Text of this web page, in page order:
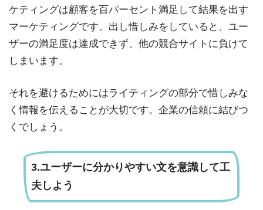
ケティングは顧客を百パーセント満足して結果を出す
マーケティングです。出し惜しみをしていると、ユー
ザーの満足度は達成できず、他の競合サイトに負けて
しまいます。
それを避けるためにはライティングの部分で惜しみな
く情報を伝えることが大切です。企業の信頼に結びつ
くでしょう。
3.ユーザーに分かりやすい文を意識して工
夫しよう